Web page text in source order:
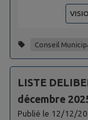
Conseil
LISTE
décembre
Publié le 12/12/